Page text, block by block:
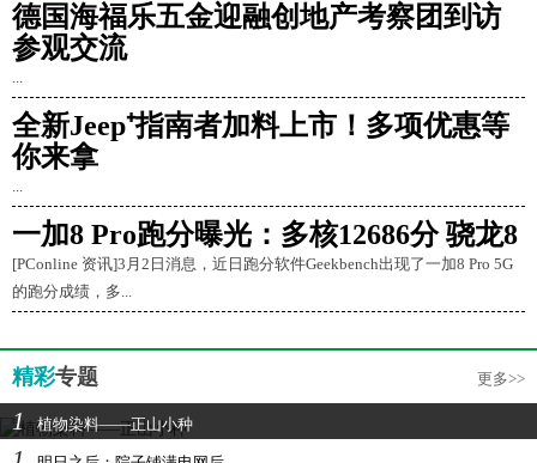
德国海福乐五金迎融创地产考察团到访
参观交流
...
全新Jeep⁺指南者加料上市！多项优惠等
你来拿
...
一加8 Pro跑分曝光：多核12686分 骁龙8
[PConline 资讯]3月2日消息，近日跑分软件Geekbench出现了一加8 Pro 5G
的跑分成绩，多...
精彩专题 更多>>
1 植物染料——正山小种